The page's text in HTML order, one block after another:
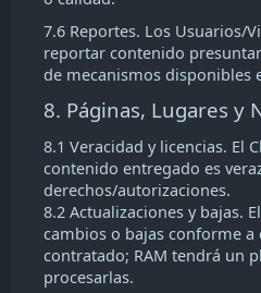
7.6 Reportes. Los Usuarios/
reportar contenido
de mecanismos disponibles
8. Páginas, Lugares y
8.1 Veracidad y licencias. El
contenido entregado es
derechos/autorizaciones.
8.2 Actualizaciones y bajas.
cambios o bajas conforme
contratado; RAM tendrá un
procesarlas.